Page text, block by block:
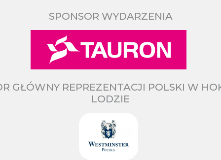
SPONSOR WYDARZENIA
GŁÓWNY REPREZENTACJI POLSKI W
LODZIE